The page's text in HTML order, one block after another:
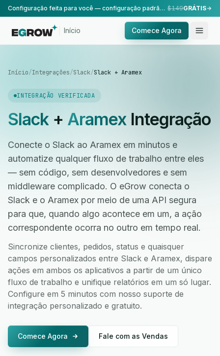
Configuração feita para você — configuração padrão, realizada pela nossa equipe. $149GRÁTIS
Início Comece Agora
Início/Integrações/Slack/Slack + Aramex
INTEGRAÇÃO VERIFICADA
Slack+ AramexIntegração
Conecte o Slack ao Aramex em minutos e
automatize qualquer fluxo de trabalho entre eles
— sem código, sem desenvolvedores e sem
middleware complicado. O eGrow conecta o
Slack e o Aramex por meio de uma API segura
para que, quando algo acontece em um, a ação
correspondente ocorra no outro em tempo real.
Sincronize clientes, pedidos, status e quaisquer
campos personalizados entre Slack e Aramex, dispare
ações em ambos os aplicativos a partir de um único
fluxo de trabalho e unifique relatórios em um só lugar.
Configure em 5 minutos com nosso suporte de
integração personalizado e gratuito.
Comece Agora Fale com as Vendas